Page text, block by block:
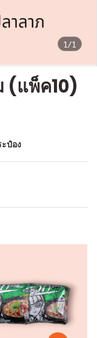
1/1
(แพ็ค10)
ะป๋อง